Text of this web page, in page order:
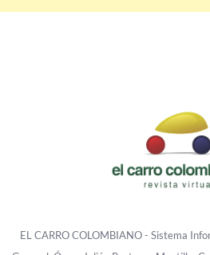
EL CARRO COLOMBIANO - Sistema